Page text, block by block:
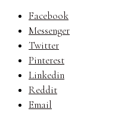
Facebook
Messenger
Twitter
Pinterest
Linkedin
Reddit
Email